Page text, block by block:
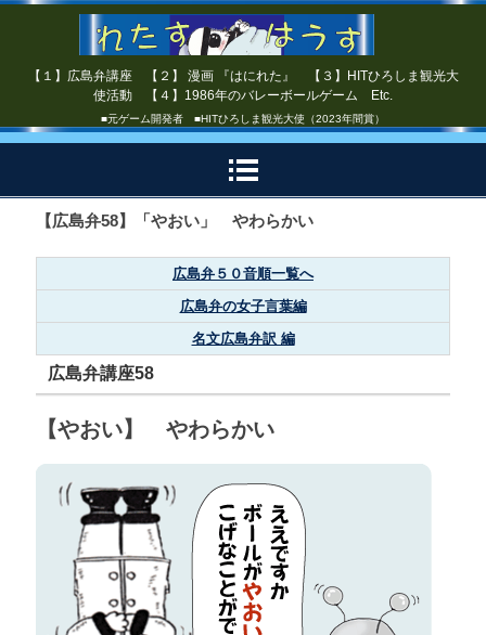
【１】広島弁講座 【２】 漫画 『はにれた』 【３】HITひろしま観光大
使活動 【４】1986年のバレーボールゲーム Etc.
■元ゲーム開発者 ■HITひろしま観光大使（2023年間賞）
【広島弁58】「やおい」 やわらかい
広島弁５０音順一覧へ
広島弁の女子言葉編
名文広島弁訳 編
広島弁講座58
【やおい】 やわらかい